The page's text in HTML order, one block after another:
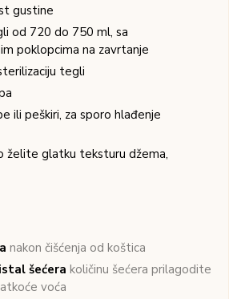
gustine
od 720 do 750 ml, sa
poklopcima na zavrtanje
tegli
ili peškiri, za sporo hlađenje
želite glatku teksturu džema,
nakon čišćenja od koštica
šećera količinu šećera prilagodite
voća